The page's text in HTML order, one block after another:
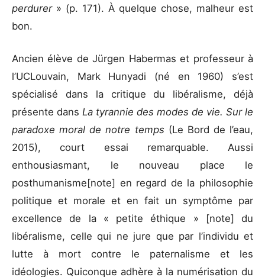
perdurer » (p. 171). À quelque chose, malheur est
bon.
Ancien élève de Jürgen Habermas et professeur à
l’UCLouvain, Mark Hunyadi (né en 1960) s’est
spécialisé dans la critique du libéralisme, déjà
présente dans La tyrannie des modes de vie. Sur le
paradoxe moral de notre temps (Le Bord de l’eau,
2015), court essai remarquable. Aussi
enthousiasmant, le nouveau place le
posthumanisme[note] en regard de la philosophie
politique et morale et en fait un symptôme par
excellence de la « petite éthique » [note] du
libéralisme, celle qui ne jure que par l’individu et
lutte à mort contre le paternalisme et les
idéologies. Quiconque adhère à la numérisation du